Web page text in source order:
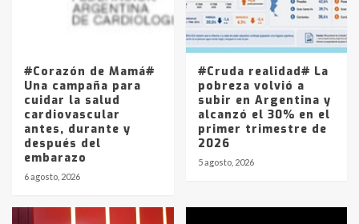
Los precios de los combustibles en
La Pampa, desde YPF hasta Axion
entre 857 a 1338 pesos
#Corazón de Mamá#
Una campaña para
cuidar la salud
cardiovascular
antes, durante y
después del
embarazo
6 agosto, 2026
#Cruda realidad# La
pobreza volvió a
subir en Argentina y
alcanzó el 30% en el
primer trimestre de
2026
5 agosto, 2026